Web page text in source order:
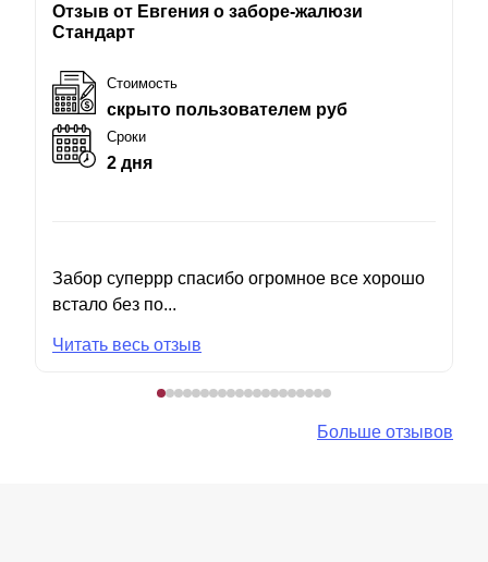
Отзыв от Евгения о заборе-жалюзи
Стандарт
Стоимость
скрыто пользователем руб
Сроки
2 дня
Забор суперрр спасибо огромное все хорошо
встало без по...
Читать весь отзыв
Больше отзывов